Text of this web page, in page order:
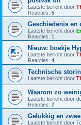
Laatste bericht door
Reacties: 5
Geschiedenis en
Laatste bericht door
Reacties: 1
Nieuw: boekje
Laatste bericht door
Reacties: 4
Technische
Laatste bericht door
Waarom zo
Laatste bericht door
Reacties: 7
Gelukkig en
Laatste bericht door